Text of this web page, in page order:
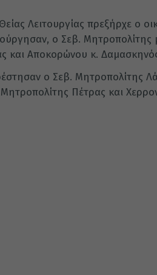
Λειτουργίας πρεξήρχε ο
ο Σεβ.
και Αποκορώνου κ.
ο Σεβ. Μητροπολίτης
Πέτρας και